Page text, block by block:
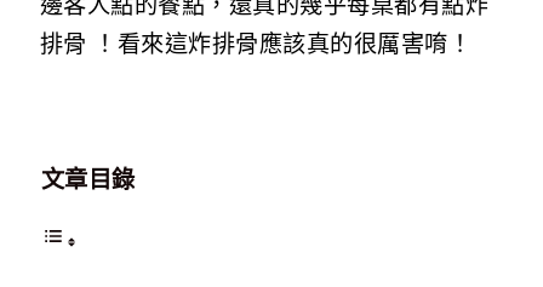
排骨 ！看來這炸排骨應該真的很厲害唷！
文章目錄